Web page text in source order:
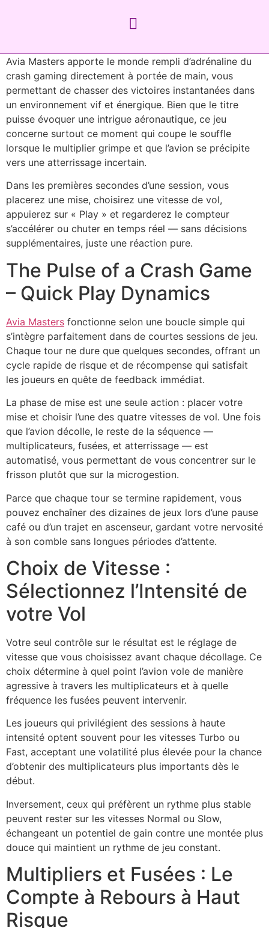
Avia Masters apporte le monde rempli d’adrénaline du
crash gaming directement à portée de main, vous
permettant de chasser des victoires instantanées dans
un environnement vif et énergique. Bien que le titre
puisse évoquer une intrigue aéronautique, ce jeu
concerne surtout ce moment qui coupe le souffle
lorsque le multiplier grimpe et que l’avion se précipite
vers une atterrissage incertain.
Dans les premières secondes d’une session, vous
placerez une mise, choisirez une vitesse de vol,
appuierez sur « Play » et regarderez le compteur
s’accélérer ou chuter en temps réel — sans décisions
supplémentaires, juste une réaction pure.
The Pulse of a Crash Game
– Quick Play Dynamics
Avia Masters fonctionne selon une boucle simple qui
s’intègre parfaitement dans de courtes sessions de jeu.
Chaque tour ne dure que quelques secondes, offrant un
cycle rapide de risque et de récompense qui satisfait
les joueurs en quête de feedback immédiat.
La phase de mise est une seule action : placer votre
mise et choisir l’une des quatre vitesses de vol. Une fois
que l’avion décolle, le reste de la séquence —
multiplicateurs, fusées, et atterrissage — est
automatisé, vous permettant de vous concentrer sur le
frisson plutôt que sur la microgestion.
Parce que chaque tour se termine rapidement, vous
pouvez enchaîner des dizaines de jeux lors d’une pause
café ou d’un trajet en ascenseur, gardant votre nervosité
à son comble sans longues périodes d’attente.
Choix de Vitesse :
Sélectionnez l’Intensité de
votre Vol
Votre seul contrôle sur le résultat est le réglage de
vitesse que vous choisissez avant chaque décollage. Ce
choix détermine à quel point l’avion vole de manière
agressive à travers les multiplicateurs et à quelle
fréquence les fusées peuvent intervenir.
Les joueurs qui privilégient des sessions à haute
intensité optent souvent pour les vitesses Turbo ou
Fast, acceptant une volatilité plus élevée pour la chance
d’obtenir des multiplicateurs plus importants dès le
début.
Inversement, ceux qui préfèrent un rythme plus stable
peuvent rester sur les vitesses Normal ou Slow,
échangeant un potentiel de gain contre une montée plus
douce qui maintient un rythme de jeu constant.
Multipliers et Fusées : Le
Compte à Rebours à Haut
Risque